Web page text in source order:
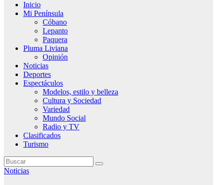
Inicio
Mi Península
Cóbano
Lepanto
Paquera
Pluma Liviana
Opinión
Noticias
Deportes
Espectáculos
Modelos, estilo y belleza
Cultura y Sociedad
Variedad
Mundo Social
Radio y TV
Clasificados
Turismo
Noticias